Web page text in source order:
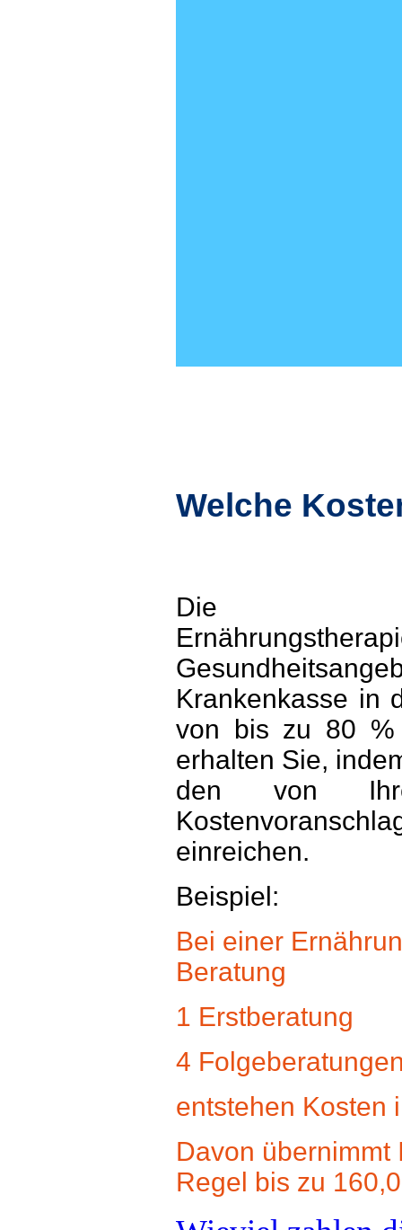
Welche
Die
Krankenkasse in
von bis zu 80 %
erhalten Sie,
den von
einreichen.
Beispiel:
Bei einer
Beratung
1 Erstberatung
4
entstehen Kosten
Davon übernimmt
Regel bis zu